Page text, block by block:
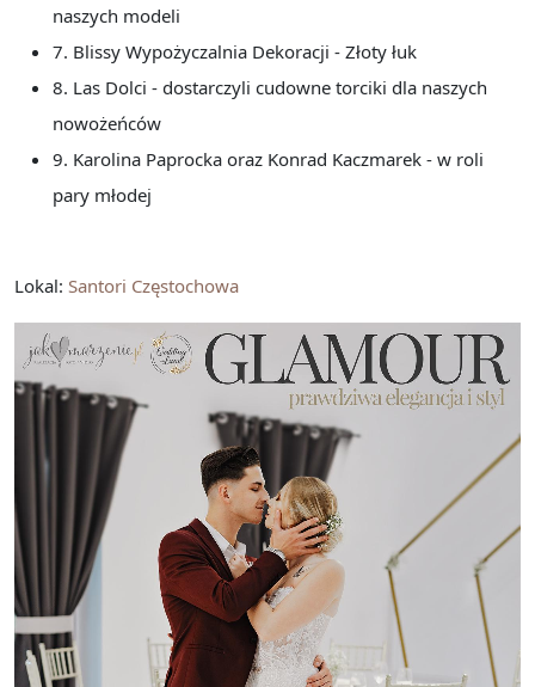
naszych modeli
7. Blissy Wypożyczalnia Dekoracji - Złoty łuk
8. Las Dolci - dostarczyli cudowne torciki dla naszych
nowożeńców
9. Karolina Paprocka oraz Konrad Kaczmarek - w roli
pary młodej
Lokal: Santori Częstochowa